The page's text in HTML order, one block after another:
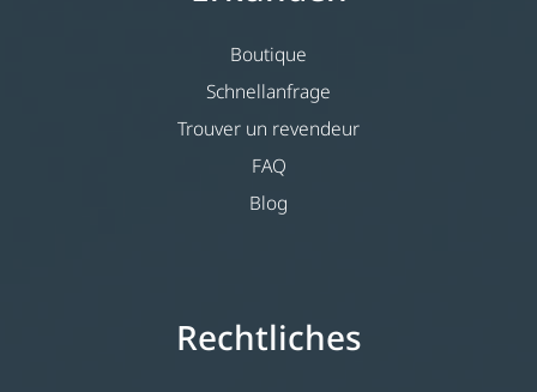
Boutique
Schnellanfrage
Trouver un revendeur
FAQ
Blog
Rechtliches